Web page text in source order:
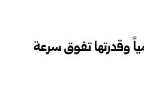
وقدرتها تفوق سرعة